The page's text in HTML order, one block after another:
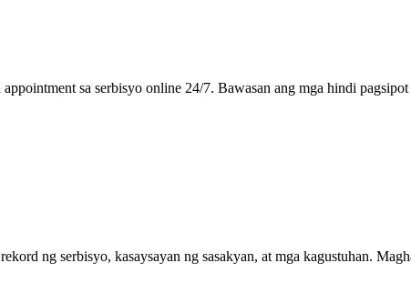
sa serbisyo online 24/7. Bawasan ang mga hindi
ng serbisyo, kasaysayan ng sasakyan, at mga kagustuhan.